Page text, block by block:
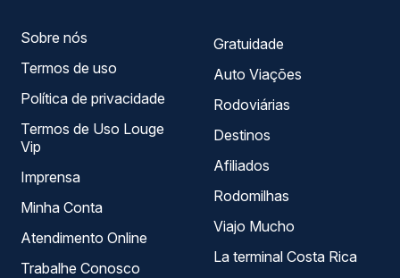
Sobre nós
Termos de uso
Política de privacidade
Termos de Uso Louge
Vip
Imprensa
Minha Conta
Atendimento Online
Trabalhe Conosco
Gratuidade
Auto Viações
Rodoviárias
Destinos
Afiliados
Rodomilhas
Viajo Mucho
La terminal Costa Rica